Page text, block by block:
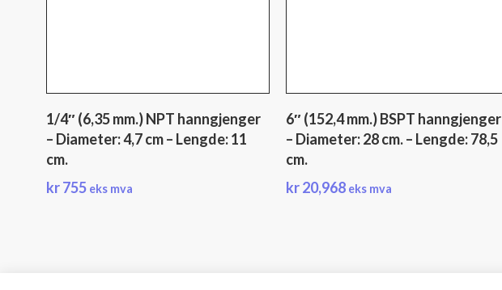
1/4″ (6,35 mm.) NPT hanngjenger
– Diameter: 4,7 cm – Lengde: 11
cm.
kr755 eks mva
6″ (152,4 mm.) BSPT hanngjenger
– Diameter: 28 cm. – Lengde: 78,5
cm.
kr20,968 eks mva